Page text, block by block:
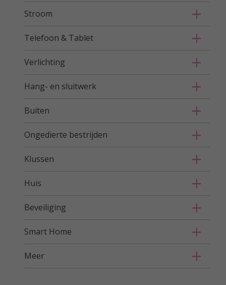
Stroom
Telefoon & Tablet
Verlichting
Hang- en sluitwerk
Buiten
Ongedierte bestrijden
Klussen
Huis
Beveiliging
Smart Home
Meer